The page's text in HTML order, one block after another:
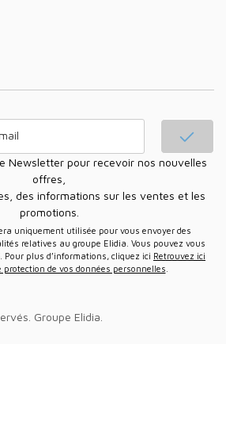
offres,
des informations sur les ventes et les
promotions.
relatives au groupe Elidia. Vous pouvez vous
plus d’informations, cliquez ici Retrouvez ici
protection de vos données personnelles
Groupe Elidia